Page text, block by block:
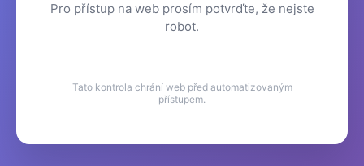
Pro přístup na web prosím potvrďte, že nejste
robot.
Tato kontrola chrání web před automatizovaným
přístupem.